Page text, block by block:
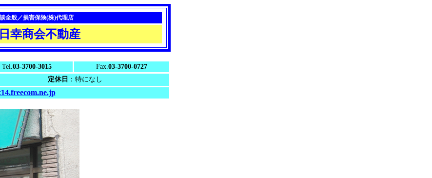
全般／損害保険(株)代理店
幸商会不動産
Tel.03-3700-3015 Fax.03-3700-0727
定休日 ：特になし